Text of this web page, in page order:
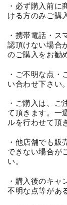
・必ず購入前に
ける方のみご購
・携帯電話・ス
認頂けない場合
のご購入をお勧
・ご不明な点・
い合わせ下さい
・ご購入は、ご
て頂きます。一
ルを行わせて頂
・他店舗でも販
できない場合が
い。
・購入後のキャ
不明な点等があ